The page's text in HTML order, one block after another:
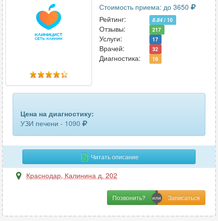
Стоимость приема: до 3650
Рейтинг:
8.84 / 10
Отзывы: 217
Услуги: 17
Врачей: 32
Диагностика: 18
Цена на диагностику:
УЗИ печени - 1090
Читать описание
Краснодар, Калинина д. 202
Позвонить?